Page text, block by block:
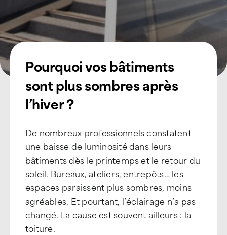
Pourquoi vos bâtiments
sont plus sombres après
l’hiver ?
De nombreux professionnels constatent
une baisse de luminosité dans leurs
bâtiments dès le printemps et le retour du
soleil. Bureaux, ateliers, entrepôts… les
espaces paraissent plus sombres, moins
agréables. Et pourtant, l’éclairage n’a pas
changé. La cause est souvent ailleurs : la
toiture.